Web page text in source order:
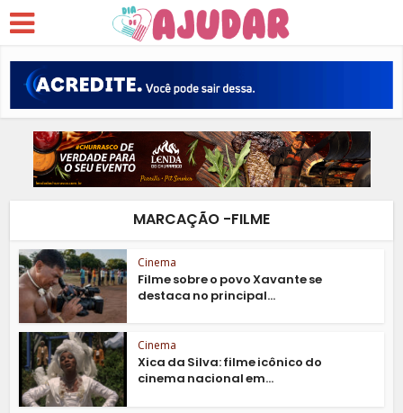
MARCAÇÃO -FILME
Cinema
Filme sobre o povo Xavante se
destaca no principal...
Cinema
Xica da Silva: filme icônico do
cinema nacional em...